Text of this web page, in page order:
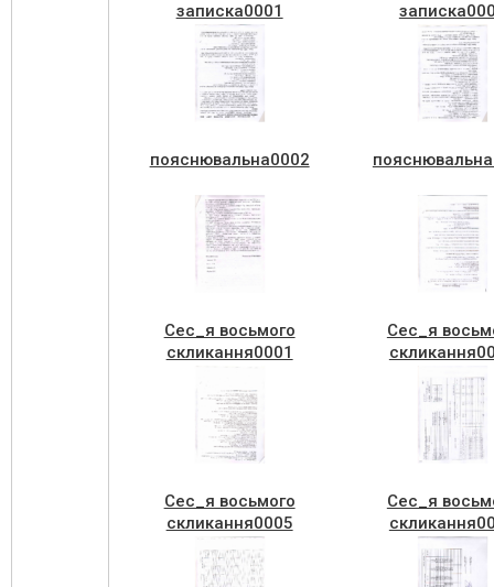
записка0001
пояснювальна0002
Сес_я восьмого
скликання0001
Сес_я
Сес_я восьмого
скликання0005
Сес_я